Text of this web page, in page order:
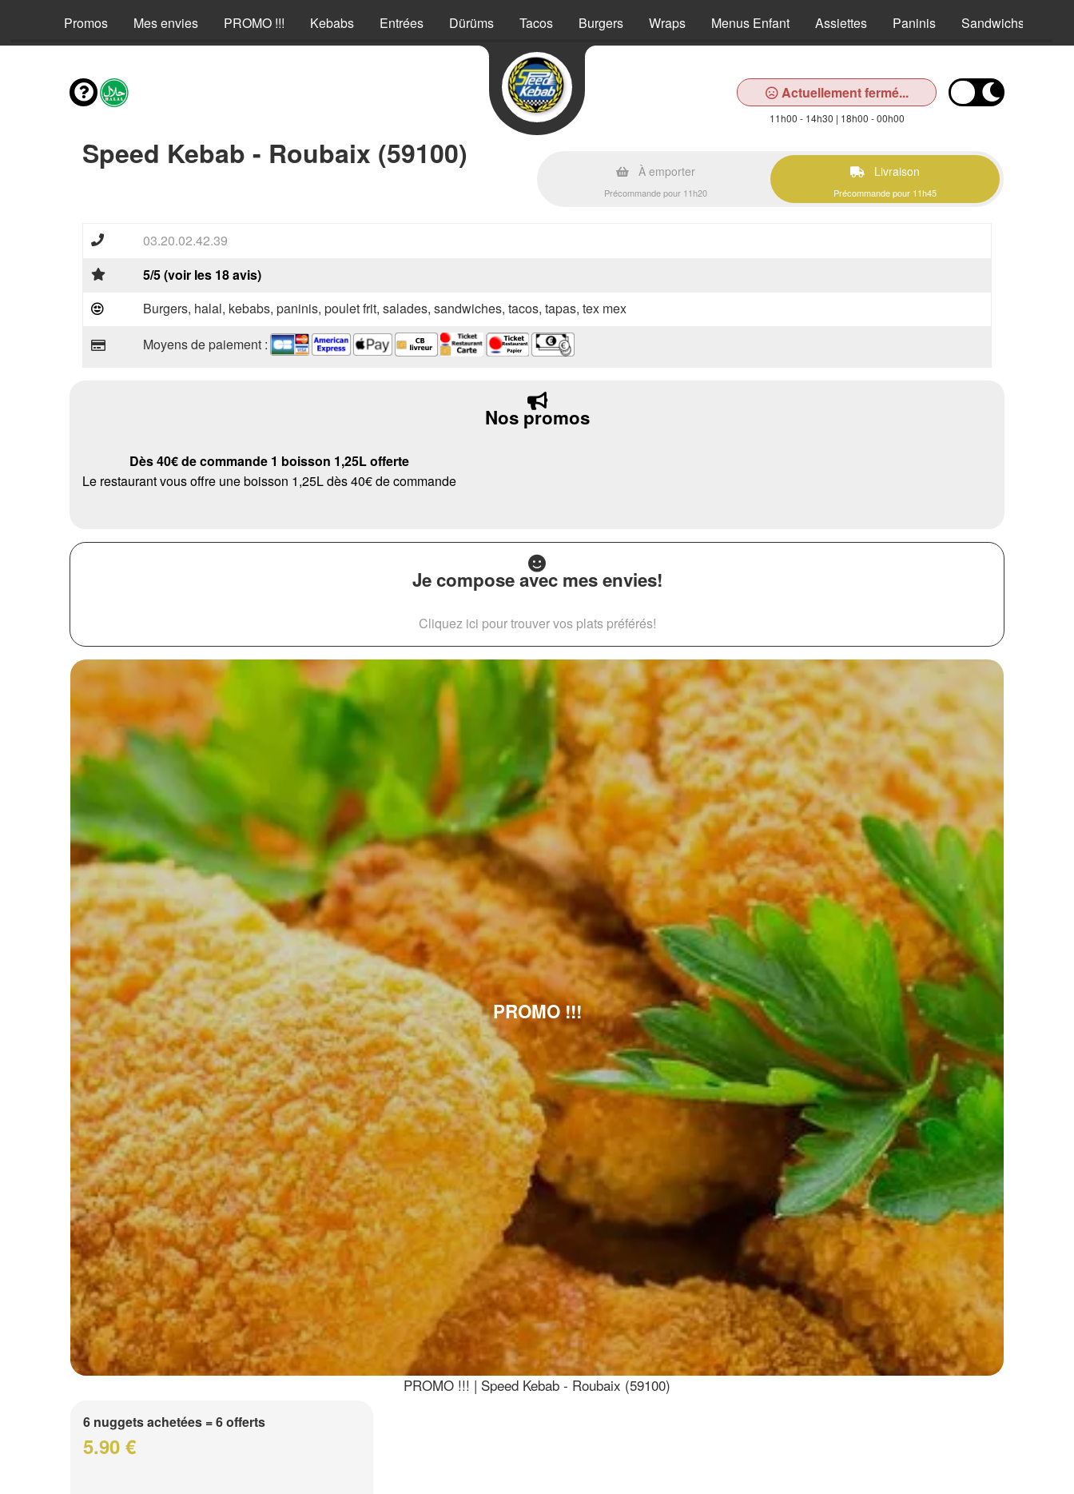
Promos Mes envies PROMO !!! Kebabs Entrées Dürüms Tacos Burgers Wraps Menus Enfant Assiettes Paninis Sandwichs
Actuellement fermé...
11h00 - 14h30 | 18h00 - 00h00
Speed Kebab - Roubaix (59100) À emporter
Précommande pour 11h20
Livraison
Précommande pour 11h45
03.20.02.42.39
5/5 (voir les 18 avis)
Burgers, halal, kebabs, paninis, poulet frit, salades, sandwiches, tacos, tapas, tex mex
Moyens de paiement :
Nos promos
Dès 40€ de commande 1 boisson 1,25L offerte
Le restaurant vous offre une boisson 1,25L dès 40€ de commande
Je compose avec mes envies!
Cliquez ici pour trouver vos plats préférés!
PROMO !!!
PROMO !!! | Speed Kebab - Roubaix (59100)
6 nuggets achetées = 6 offerts
5.90 €